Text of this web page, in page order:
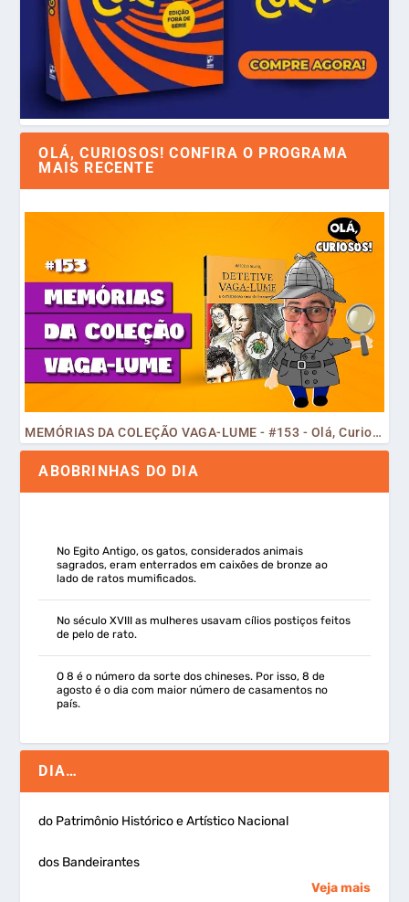
OLÁ, CURIOSOS! CONFIRA O PROGRAMA
MAIS RECENTE
MEMÓRIAS DA COLEÇÃO VAGA-LUME - #153 - Olá, Curiosos! 2023
ABOBRINHAS DO DIA
No Egito Antigo, os gatos, considerados animais
sagrados, eram enterrados em caixões de bronze ao
lado de ratos mumificados.
No século XVIII as mulheres usavam cílios postiços feitos
de pelo de rato.
O 8 é o número da sorte dos chineses. Por isso, 8 de
agosto é o dia com maior número de casamentos no
país.
DIA…
do Patrimônio Histórico e Artístico Nacional
dos Bandeirantes
Veja mais